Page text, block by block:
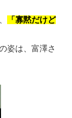
「寡黙だけど
姿は、富澤さ